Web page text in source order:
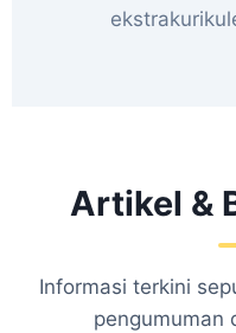
Artikel &
Informasi terkini
pengumuman